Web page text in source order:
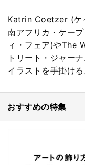
Katrin Coetzer (ケ
南アフリカ・ケー
ィ・フェア)やThe
トリート・ジャー
イラストを手掛ける
おすすめの特集